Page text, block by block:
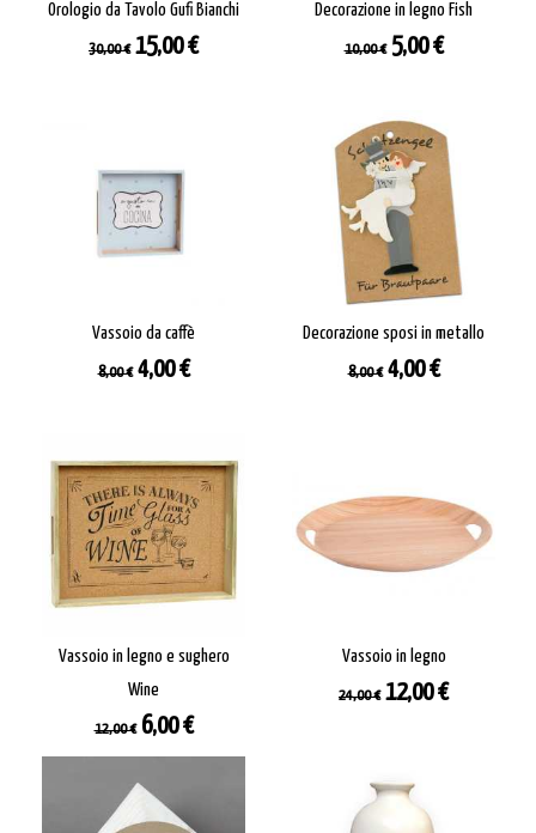
Orologio da Tavolo Gufi Bianchi
Prezzo
30,00 € Prezzo
15,00 €
Decorazione in legno Fish
Prezzo
10,00 € Prezzo
5,00 €
Vassoio da caffè
Prezzo
8,00 € Prezzo
4,00 €
Decorazione sposi in metallo
Prezzo
8,00 € Prezzo
4,00 €
Vassoio in legno e sughero
Wine
Prezzo
base
12,00 € Prezzo
6,00 €
Vassoio in legno
Prezzo
24,00 € Prezzo
12,00 €